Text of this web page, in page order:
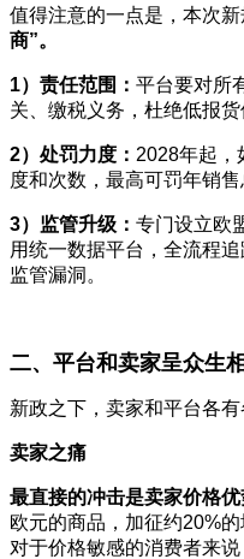
值得注意的一点是，本次
商”。
1）责任范围： 平台要对所
关、缴税义务，杜绝低报
2）处罚力度： 2028年起，
度和次数，最高可罚年销售
3）监管升级： 专门设立欧
用统一数据平台，全流程
监管漏洞。
二、平台和卖家呈众生相
新政之下，卖家和平台各有
卖家之痛
最直接的冲击是卖家价格
欧元的商品，加征约20%
对于价格敏感的消费者来